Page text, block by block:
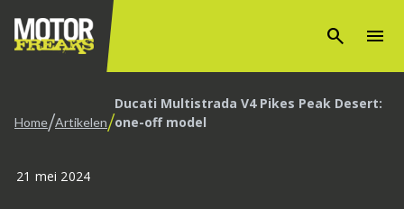
search menu
Home/Artikelen/Ducati Multistrada V4 Pikes Peak Desert:
one-off model
21 mei 2024